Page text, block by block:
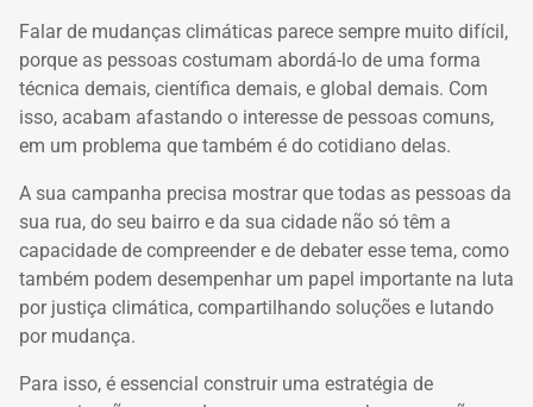
Falar de mudanças climáticas parece sempre muito difícil,
porque as pessoas costumam abordá-lo de uma forma
técnica demais, científica demais, e global demais. Com
isso, acabam afastando o interesse de pessoas comuns,
em um problema que também é do cotidiano delas.
A sua campanha precisa mostrar que todas as pessoas da
sua rua, do seu bairro e da sua cidade não só têm a
capacidade de compreender e de debater esse tema, como
também podem desempenhar um papel importante na luta
por justiça climática, compartilhando soluções e lutando
por mudança.
Para isso, é essencial construir uma estratégia de